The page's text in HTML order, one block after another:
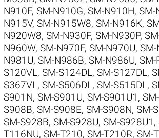
N910F, SM-N910G, SM-N910H, SM-
N915V, SM-N915W8, SM-N916K,
N920W8, SM-N930F, SM-N930P,
N960W, SM-N970F, SM-N970U, SM-
N981U, SM-N986B, SM-N986U, SM-
S120VL, SM-S124DL, SM-S127DL,
S367VL, SM-S506DL, SM-S515DL,
S901N, SM-S901U, SM-S901U1 ,
S908B, SM-S908E, SM-S908N, SM-
SM-S928B, SM-S928U, SM-S928U1 ,
T116NU, SM-T210, SM-T210R, SM-